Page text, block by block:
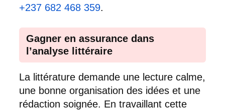
+237 682 468 359.
Gagner en assurance dans
l’analyse littéraire
La littérature demande une lecture calme,
une bonne organisation des idées et une
rédaction soignée. En travaillant cette